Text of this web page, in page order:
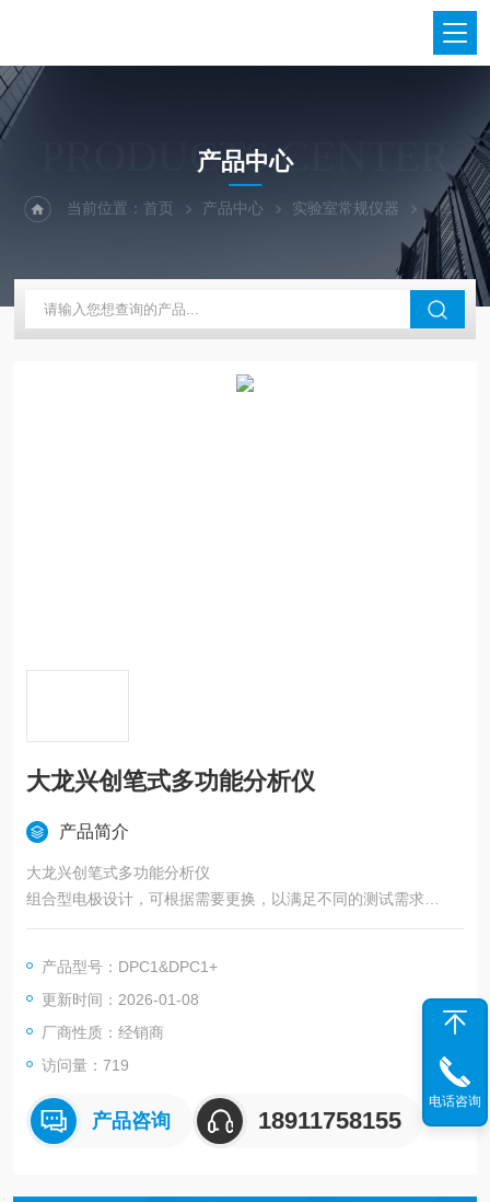
PRODUCTS CENTER
产品中心
当前位置：首页 产品中心 实验室常规仪器 大龙兴创
大龙兴创笔式多功能分析仪
产品简介
大龙兴创笔式多功能分析仪
组合型电极设计，可根据需要更换，以满足不同的测试需求
多色背光显示屏，方便在不同环境下读取数据
产品型号：DPC1&DPC1+
更新时间：2026-01-08
厂商性质：经销商
访问量：719
产品咨询 18911758155
电话咨询